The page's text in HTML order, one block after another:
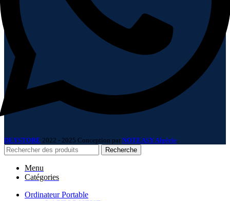
DEYSTORE 2022 - 2025 Conception par NOTEASY Algérie.
Recherche
Menu
Catégories
Ordinateur Portable